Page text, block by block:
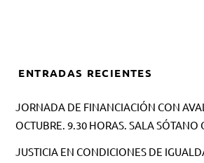
ENTRADAS RECIENTES
JORNADA DE FINANCIACIÓN CON
OCTUBRE. 9.30 HORAS. SALA SÓTANO
JUSTICIA EN CONDICIONES DE